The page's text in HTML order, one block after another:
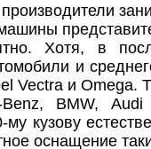
Хотя, в
и
Vectra и Omega.
Benz, BMW,
кузову
оснащение